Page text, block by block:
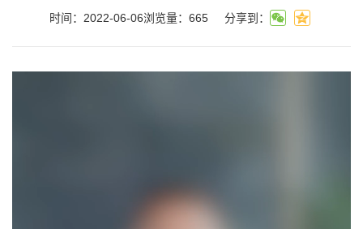
时间：2022-06-06浏览量： 665 分享到：